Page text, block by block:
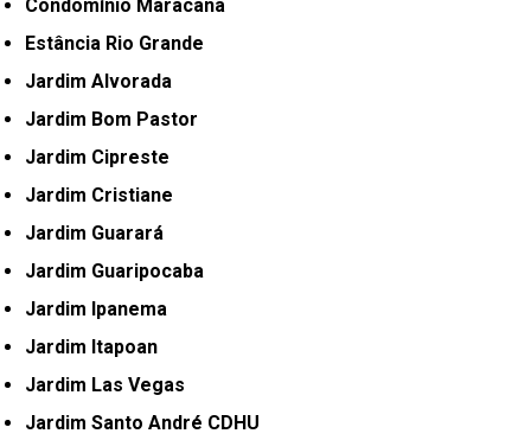
Condomínio Maracanã
Estância Rio Grande
Jardim Alvorada
Jardim Bom Pastor
Jardim Cipreste
Jardim Cristiane
Jardim Guarará
Jardim Guaripocaba
Jardim Ipanema
Jardim Itapoan
Jardim Las Vegas
Jardim Santo André CDHU